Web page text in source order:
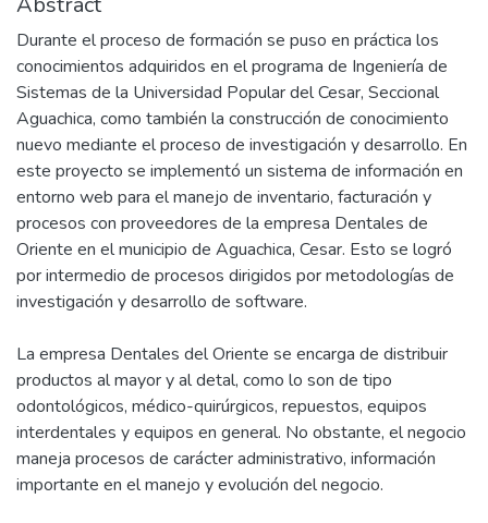
Durante el proceso de formación se puso en práctica los
conocimientos adquiridos en el programa de Ingeniería de
Sistemas de la Universidad Popular del Cesar, Seccional
Aguachica, como también la construcción de conocimiento
nuevo mediante el proceso de investigación y desarrollo. En
este proyecto se implementó un sistema de información en
entorno web para el manejo de inventario, facturación y
procesos con proveedores de la empresa Dentales de
Oriente en el municipio de Aguachica, Cesar. Esto se logró
por intermedio de procesos dirigidos por metodologías de
investigación y desarrollo de software.
La empresa Dentales del Oriente se encarga de distribuir
productos al mayor y al detal, como lo son de tipo
odontológicos, médico-quirúrgicos, repuestos, equipos
interdentales y equipos en general. No obstante, el negocio
maneja procesos de carácter administrativo, información
importante en el manejo y evolución del negocio.